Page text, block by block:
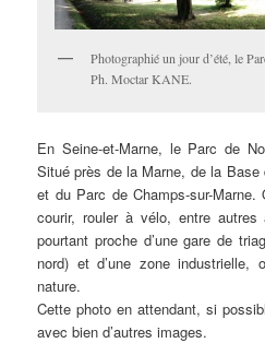
Photographié un jour d’été, le
Ph. Moctar KANE.
En Seine-et-Marne, le Parc de
Situé près de la Marne, de la Base
et du Parc de Champs-sur-Marne.
courir, rouler à vélo, entre
pourtant proche d’une gare de
nord) et d’une zone
nature.
Cette photo en attendant, si
avec bien d’autres images.